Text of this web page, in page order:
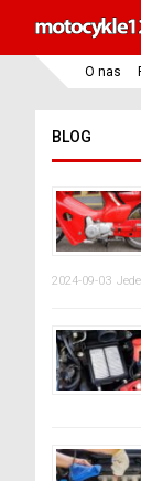
O nas
BLOG
2024-09-03